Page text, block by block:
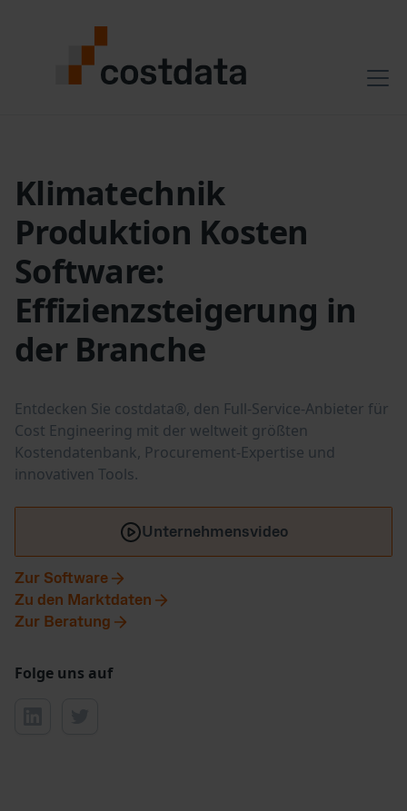
Klimatechnik
Produktion Kosten
Software:
Effizienzsteigerung in
der Branche
Entdecken Sie costdata®, den Full-Service-Anbieter für
Cost Engineering mit der weltweit größten
Kostendatenbank, Procurement-Expertise und
innovativen Tools.
Unternehmensvideo
Zur Software
Zu den Marktdaten
Zur Beratung
Folge uns auf